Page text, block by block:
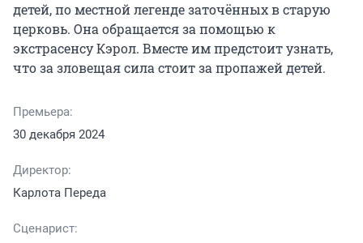
детей, по местной легенде заточённых в старую
церковь. Она обращается за помощью к
экстрасенсу Кэрол. Вместе им предстоит узнать,
что за зловещая сила стоит за пропажей детей.
Премьера:
30 декабря 2024
Директор:
Карлота Переда
Сценарист: